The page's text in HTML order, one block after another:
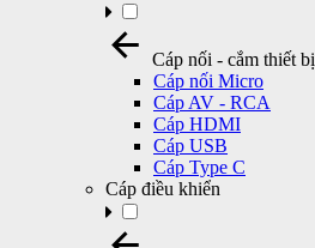
Cáp nối - cắm thiết bị
Cáp nối Micro
Cáp AV - RCA
Cáp HDMI
Cáp USB
Cáp Type C
Cáp điều khiển